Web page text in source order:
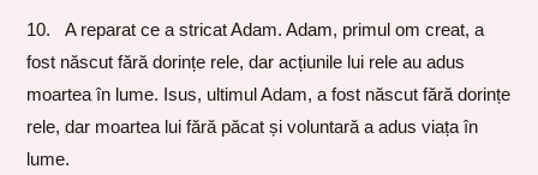
A reparat ce a stricat Adam. Adam, primul om creat, a
fost născut fără dorințe rele, dar acțiunile lui rele au adus
moartea în lume. Isus, ultimul Adam, a fost născut fără dorințe
rele, dar moartea lui fără păcat și voluntară a adus viața în
lume.